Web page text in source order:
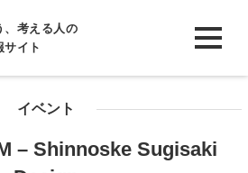
、考える人の
サイト
イベント
– Shinnoske Sugisaki